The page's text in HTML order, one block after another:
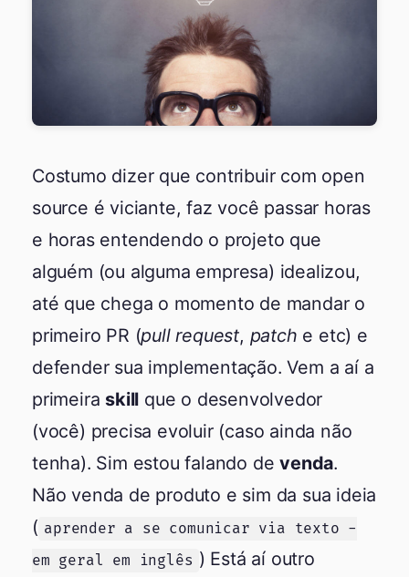
Costumo dizer que contribuir com open
source é viciante, faz você passar horas
e horas entendendo o projeto que
alguém (ou alguma empresa) idealizou,
até que chega o momento de mandar o
primeiro PR (pull request, patch e etc) e
defender sua implementação. Vem a aí a
primeira skill que o desenvolvedor
(você) precisa evoluir (caso ainda não
tenha). Sim estou falando devenda.
Não venda de produto e sim da sua ideia
( aprender a se comunicar via texto -
em geral em inglês ) Está aí outro